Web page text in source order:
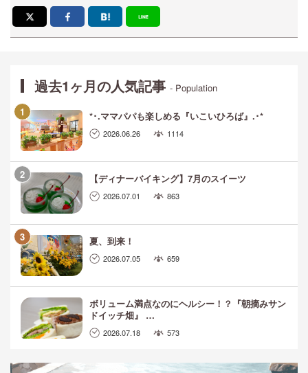
過去1ヶ月の人気記事- Population
*･.ママパパも楽しめる『いこいひろば』.･*
2026.06.26 1114
【ディナーバイキング】7月のスイーツ
2026.07.01 863
夏、到来！
2026.07.05 659
ボリューム満点なのにヘルシー！？『朝摘みサン
ドイッチ畑』 …
2026.07.18 573